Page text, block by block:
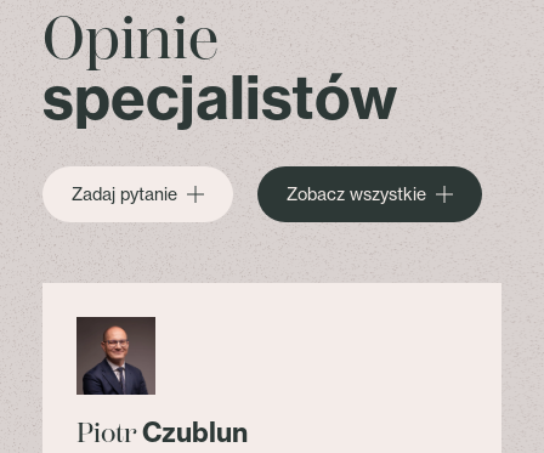
Opinie
specjalistów
Zadaj pytanie Zobacz wszystkie
PiotrCzublun